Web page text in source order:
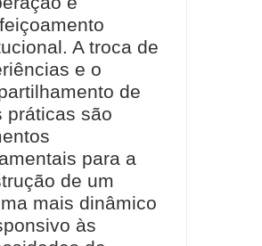
A troca de
e o
de
práticas são
para a
de um
mais dinâmico
às